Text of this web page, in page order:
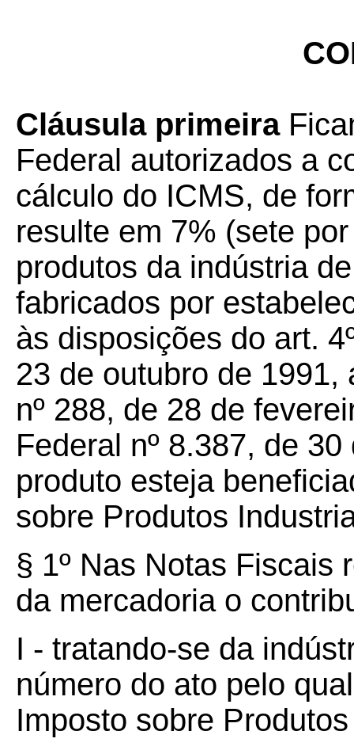
Cláusula primeira
Federal autorizados a
cálculo do ICMS, de
resulte em 7% (sete
produtos da indústria
fabricados por
às disposições do art.
23 de outubro de 1991,
nº 288, de 28 de
Federal nº 8.387, de
produto esteja
sobre Produtos
§ 1º Nas Notas Fiscais
da mercadoria o
I - tratando-se da
número do ato pelo
Imposto sobre